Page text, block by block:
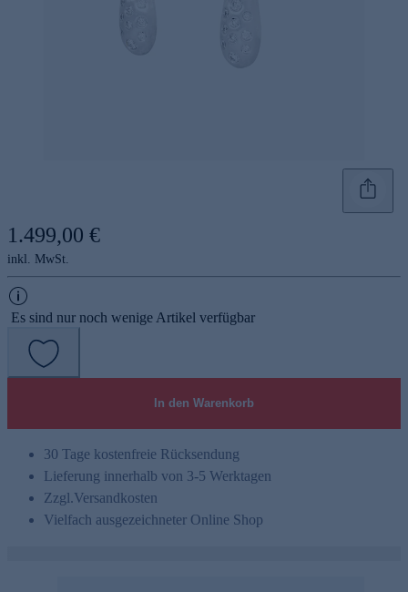
1.499,00 €
inkl. MwSt.
Es sind nur noch wenige Artikel verfügbar
In den Warenkorb
30 Tage kostenfreie Rücksendung
Lieferung innerhalb von 3-5 Werktagen
Zzgl.Versandkosten
Vielfach ausgezeichneter Online Shop